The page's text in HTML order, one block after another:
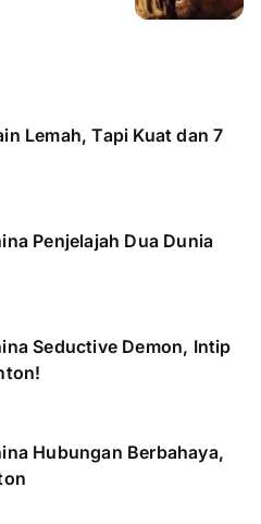
Lemah, Tapi Kuat dan 7
Penjelajah Dua Dunia
Seductive Demon, Intip
Hubungan Berbahaya,